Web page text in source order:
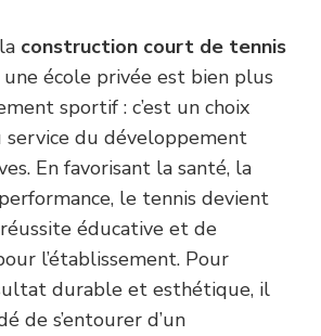
construction court de tennis
une école privée est bien plus
sportif : c’est un choix
du développement
En favorisant la santé, la
le tennis devient
éducative et de
l’établissement. Pour
durable et esthétique, il
de s’entourer d’un